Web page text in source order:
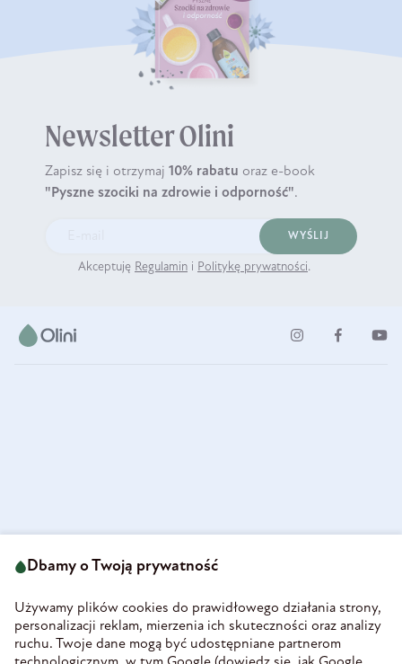
Newsletter Olini
Zapisz się i otrzymaj 10% rabatu oraz e-book
"Pyszne szociki na zdrowie i odporność".
WYŚLIJ
Akceptuję Regulamin i Politykę prywatności.
58-160 Świebodzice
REGON 890213034
INFORMACJE
Dbamy o Twoją prywatność
Używamy plików cookies do prawidłowego działania strony,
personalizacji reklam, mierzenia ich skuteczności oraz analizy
ruchu. Twoje dane mogą być udostępniane partnerom